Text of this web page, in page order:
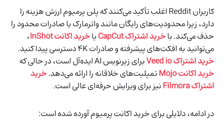
کاربران Reddit اغلب تأکید می‌کنند که پلن پرمیوم ارزش هزینه را
دارد، زیرا محدودیت‌های رایگان مانند واترمارک یا صادرات محدود را
حذف می‌کند. باخرید اشتراک CapCut یاخرید اکانت InShot
،
می‌توانید به افکت‌های پیشرفته و صادرات 4K دسترسی پیدا کنید.
خرید اشتراک Veed io
برای زیرنویس AI ایده‌آل است، در حالی که
خرید اکانت Mojo
تمپلیت‌های خلاقانه را ارائه می‌دهد.خرید
اشتراک Filmora
نیز برای ویرایش حرفه‌ای عالی است.
در ادامه، دلایلی برای خرید اکانت پرمیوم آورده شده است: